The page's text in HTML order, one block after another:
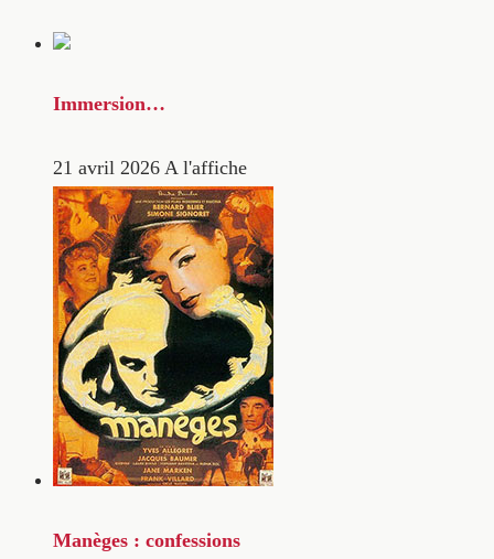
Immersion…
21 avril 2026 A l'affiche
Manèges : confessions